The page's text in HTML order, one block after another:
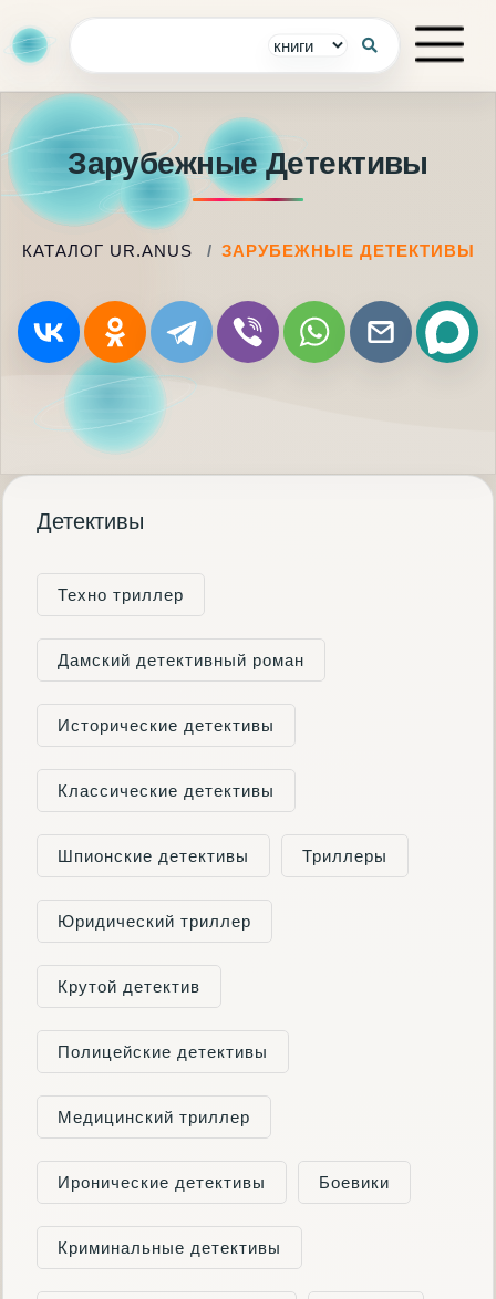
Зарубежные Детективы
КАТАЛОГ UR.ANUS ЗАРУБЕЖНЫЕ ДЕТЕКТИВЫ
Детективы
Техно триллер
Дамский детективный роман
Исторические детективы
Классические детективы
Шпионские детективы Триллеры
Юридический триллер
Крутой детектив
Полицейские детективы
Медицинский триллер
Иронические детективы Боевики
Криминальные детективы